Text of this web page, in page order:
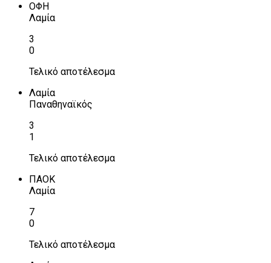
ΟΦΗ
Λαμία
3
0
Τελικό αποτέλεσμα
Λαμία
Παναθηναϊκός
3
1
Τελικό αποτέλεσμα
ΠΑΟΚ
Λαμία
7
0
Τελικό αποτέλεσμα